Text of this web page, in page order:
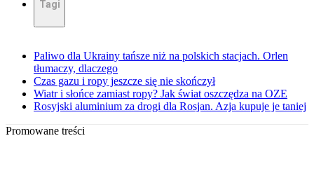
Tagi
Paliwo dla Ukrainy tańsze niż na polskich stacjach. Orlen
tłumaczy, dlaczego
Czas gazu i ropy jeszcze się nie skończył
Wiatr i słońce zamiast ropy? Jak świat oszczędza na OZE
Rosyjski aluminium za drogi dla Rosjan. Azja kupuje je taniej
Promowane treści